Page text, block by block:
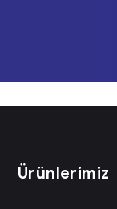
Ürünlerimiz